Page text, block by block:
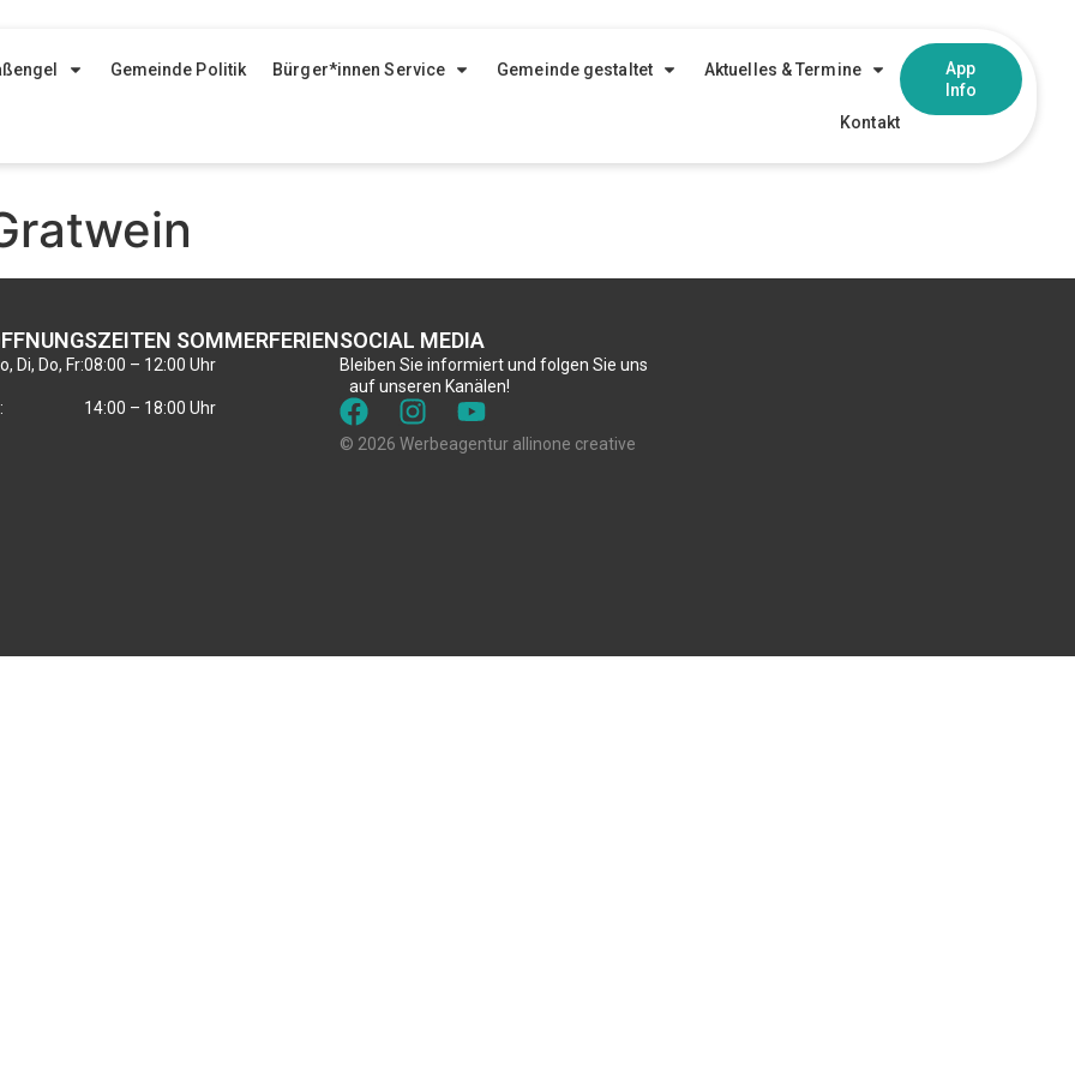
Gemeinde Politik Bürger*innen Service Gemeinde gestaltet Aktuelles & Termine
Kontakt
App
Info
SOMMERFERIEN
Di, Do, Fr:08:00 – 12:00 Uhr
14:00 – 18:00 Uhr
SOCIAL MEDIA
Bleiben Sie informiert und folgen Sie uns
auf unseren Kanälen!
© 2026 Werbeagentur allinone creative